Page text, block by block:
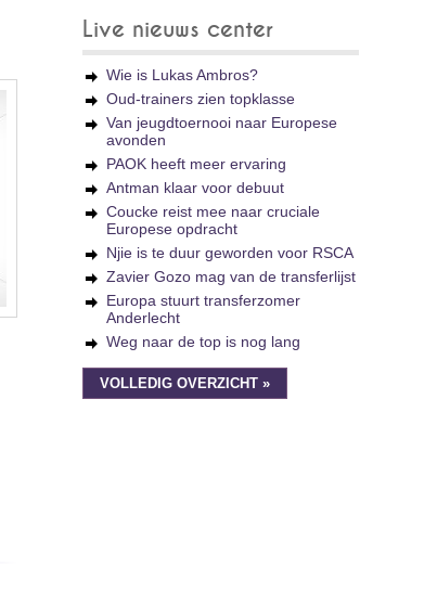
Live nieuws center
Wie is Lukas Ambros?
Oud-trainers zien topklasse
Van jeugdtoernooi naar Europese
avonden
PAOK heeft meer ervaring
Antman klaar voor debuut
Coucke reist mee naar cruciale
Europese opdracht
Njie is te duur geworden voor RSCA
Zavier Gozo mag van de transferlijst
Europa stuurt transferzomer
Anderlecht
Weg naar de top is nog lang
VOLLEDIG OVERZICHT »